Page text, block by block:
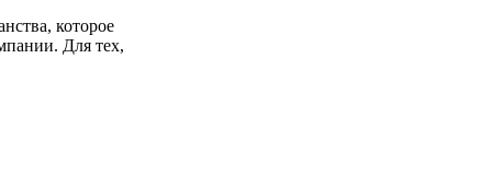
которое
Для тех,